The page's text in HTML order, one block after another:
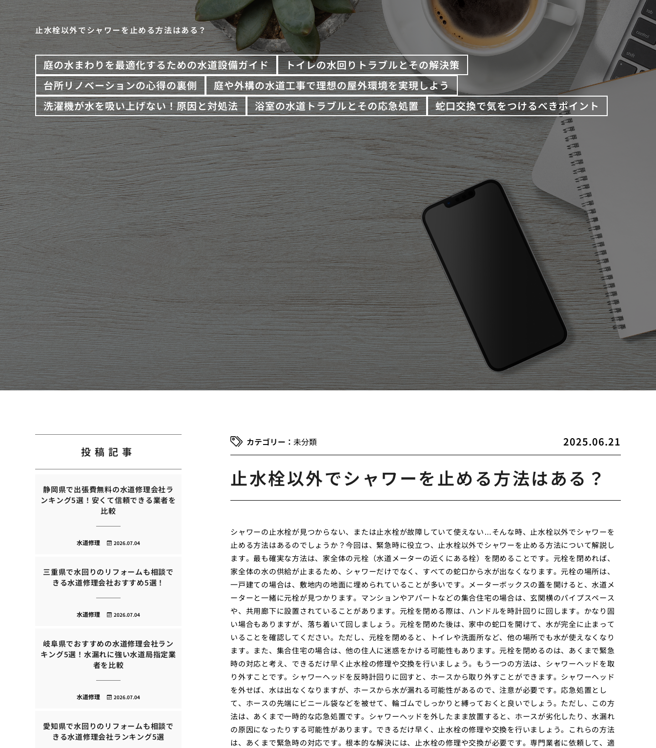
止水栓以外でシャワーを止める方法はある？
庭の水まわりを最適化するための水道設備ガイド
トイレの水回りトラブルとその解決策
台所リノベーションの心得の裏側
庭や外構の水道工事で理想の屋外環境を実現しよう
洗濯機が水を吸い上げない！原因と対処法
浴室の水道トラブルとその応急処置 蛇口交換で気をつけるべきポイント
2025.06.21
未分類
止水栓以外でシャワーを止める方法はある？
シャワーの止水栓が見つからない、または止水栓が故障していて使えない…そんな時、止水栓以外でシャワーを
止める方法はあるのでしょうか？今回は、緊急時に役立つ、止水栓以外でシャワーを止める方法について解説し
ます。最も確実な方法は、家全体の元栓（水道メーターの近くにある栓）を閉めることです。元栓を閉めれば、
家全体の水の供給が止まるため、シャワーだけでなく、すべての蛇口から水が出なくなります。元栓の場所は、
一戸建ての場合は、敷地内の地面に埋められていることが多いです。メーターボックスの蓋を開けると、水道メ
ーターと一緒に元栓が見つかります。マンションやアパートなどの集合住宅の場合は、玄関横のパイプスペース
や、共用廊下に設置されていることがあります。元栓を閉める際は、ハンドルを時計回りに回します。かなり固
い場合もありますが、落ち着いて回しましょう。元栓を閉めた後は、家中の蛇口を開けて、水が完全に止まって
いることを確認してください。ただし、元栓を閉めると、トイレや洗面所など、他の場所でも水が使えなくなり
ます。また、集合住宅の場合は、他の住人に迷惑をかける可能性もあります。元栓を閉めるのは、あくまで緊急
時の対応と考え、できるだけ早く止水栓の修理や交換を行いましょう。もう一つの方法は、シャワーヘッドを取
り外すことです。シャワーヘッドを反時計回りに回すと、ホースから取り外すことができます。シャワーヘッド
を外せば、水は出なくなりますが、ホースから水が漏れる可能性があるので、注意が必要です。応急処置とし
て、ホースの先端にビニール袋などを被せて、輪ゴムでしっかりと縛っておくと良いでしょう。ただし、この方
法は、あくまで一時的な応急処置です。シャワーヘッドを外したまま放置すると、ホースが劣化したり、水漏れ
の原因になったりする可能性があります。できるだけ早く、止水栓の修理や交換を行いましょう。これらの方法
は、あくまで緊急時の対応です。根本的な解決には、止水栓の修理や交換が必要です。専門業者に依頼して、適
投稿記事
静岡県で出張費無料の水道修理会社ラ
ンキング5選！安くて信頼できる業者を
比較
2026.07.04
水道修理
三重県で水回りのリフォームも相談で
きる水道修理会社おすすめ5選！
2026.07.04
水道修理
岐阜県でおすすめの水道修理会社ラン
キング5選！水漏れに強い水道局指定業
者を比較
2026.07.04
水道修理
愛知県で水回りのリフォームも相談で
きる水道修理会社ランキング5選